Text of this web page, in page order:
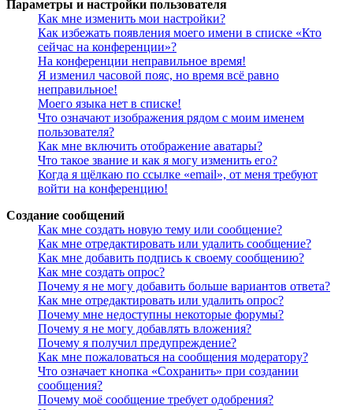
Параметры и настройки пользователя
Как мне изменить мои настройки?
Как избежать появления моего имени в списке «Кто
сейчас на конференции»?
На конференции неправильное время!
Я изменил часовой пояс, но время всё равно
неправильное!
Моего языка нет в списке!
Что означают изображения рядом с моим именем
пользователя?
Как мне включить отображение аватары?
Что такое звание и как я могу изменить его?
Когда я щёлкаю по ссылке «email», от меня требуют
войти на конференцию!
Создание сообщений
Как мне создать новую тему или сообщение?
Как мне отредактировать или удалить сообщение?
Как мне добавить подпись к своему сообщению?
Как мне создать опрос?
Почему я не могу добавить больше вариантов ответа?
Как мне отредактировать или удалить опрос?
Почему мне недоступны некоторые форумы?
Почему я не могу добавлять вложения?
Почему я получил предупреждение?
Как мне пожаловаться на сообщения модератору?
Что означает кнопка «Сохранить» при создании
сообщения?
Почему моё сообщение требует одобрения?